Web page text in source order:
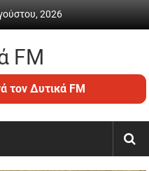
2026
FM
τον Δυτικά FM